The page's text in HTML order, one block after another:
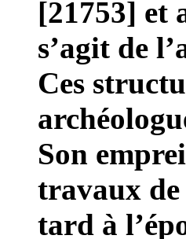
[21753] et
s’agit de
Ces
Son
travaux de
tard à